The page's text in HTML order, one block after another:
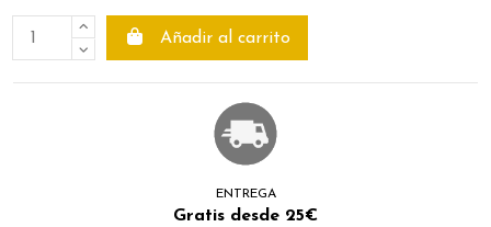
Añadir al carrito
ENTREGA
Gratis desde 25€